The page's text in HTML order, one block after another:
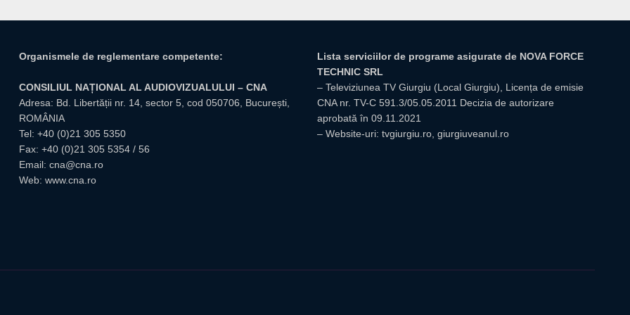
Organismele de reglementare competente:
CONSILIUL NAȚIONAL AL AUDIOVIZUALULUI – CNA
Adresa: Bd. Libertății nr. 14, sector 5, cod 050706, București,
ROMÂNIA
Tel: +40 (0)21 305 5350
Fax: +40 (0)21 305 5354 / 56
Email: cna@cna.ro
Web: www.cna.ro
Lista serviciilor de programe asigurate de NOVA FORCE
TECHNIC SRL
– Televiziunea TV Giurgiu (Local Giurgiu), Licența de emisie
CNA nr. TV-C 591.3/05.05.2011 Decizia de autorizare
aprobată în 09.11.2021
– Website-uri: tvgiurgiu.ro, giurgiuveanul.ro